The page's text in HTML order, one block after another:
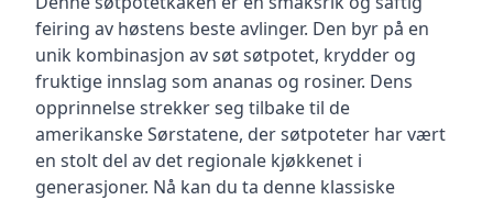
feiring av høstens beste avlinger. Den byr på en
unik kombinasjon av søt søtpotet, krydder og
fruktige innslag som ananas og rosiner. Dens
opprinnelse strekker seg tilbake til de
amerikanske Sørstatene, der søtpoteter har vært
en stolt del av det regionale kjøkkenet i
generasjoner. Nå kan du ta denne klassiske